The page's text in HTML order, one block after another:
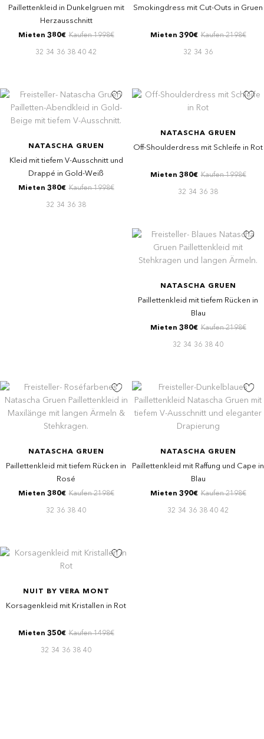
Paillettenkleid in Dunkelgruen mit
Herzausschnitt
Mieten 380€ Kaufen 1998€
32 34 36 38 40 42
Smokingdress mit Cut-Outs in Gruen
Mieten 390€ Kaufen 2198€
32 34 36
NATASCHA GRUEN
Kleid mit tiefem V-Ausschnitt und
Drappé in Gold-Weiß
Mieten 380€ Kaufen 1998€
32 34 36 38
NATASCHA GRUEN
Off-Shoulderdress mit Schleife in Rot
Mieten 380€ Kaufen 1998€
32 34 36 38
NATASCHA GRUEN
Paillettenkleid mit tiefem Rücken in
Blau
Mieten 380€ Kaufen 2198€
32 34 36 38 40
NATASCHA GRUEN
Paillettenkleid mit tiefem Rücken in
Rosé
Mieten 380€ Kaufen 2198€
32 36 38 40
NATASCHA GRUEN
Paillettenkleid mit Raffung und Cape in
Blau
Mieten 390€ Kaufen 2198€
32 34 36 38 40 42
NUIT BY VERA MONT
Korsagenkleid mit Kristallen in Rot
Mieten 350€ Kaufen 1498€
32 34 36 38 40